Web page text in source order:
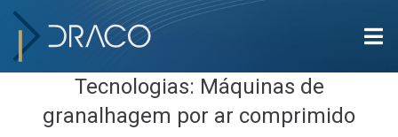
Tecnologias: Máquinas de
granalhagem por ar comprimido